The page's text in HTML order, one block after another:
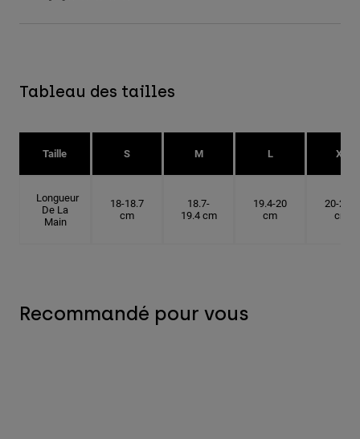
Tableau des tailles
Taille S M L XL
Longueur
De La
Main
18-18.7
cm
18.7-
19.4 cm
19.4-20
cm
20-20.6
cm
Recommandé pour vous